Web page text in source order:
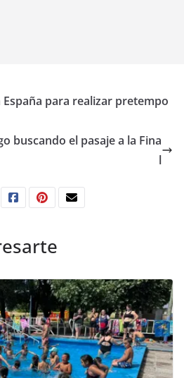
para realizar pretempo
buscando el pasaje a la Fina
l